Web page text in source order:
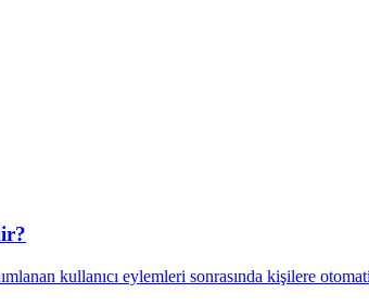
kullanıcı eylemleri sonrasında kişilere